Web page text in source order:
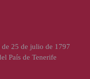
25 de julio de 1797
País de Tenerife